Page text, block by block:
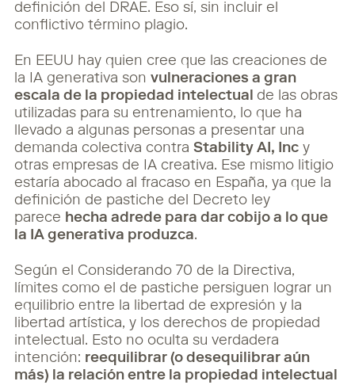
definición del DRAE. Eso sí, sin incluir el
conflictivo término plagio.
En EEUU hay quien cree que las creaciones de
la IA generativa sonvulneraciones a gran
escala de la propiedad intelectual de las obras
utilizadas para su entrenamiento, lo que ha
llevado a algunas personas a presentar una
demanda colectiva contraStability AI, Inc y
otras empresas de IA creativa. Ese mismo litigio
estaría abocado al fracaso en España, ya que la
definición de pastiche del Decreto ley
parece hecha adrede para dar cobijo a lo que
la IA generativa produzca.
Según el Considerando 70 de la Directiva,
límites como el de pastiche persiguen lograr un
equilibrio entre la libertad de expresión y la
libertad artística, y los derechos de propiedad
intelectual. Esto no oculta su verdadera
intención: reequilibrar (o desequilibrar aún
más) la relación entre la propiedad intelectual